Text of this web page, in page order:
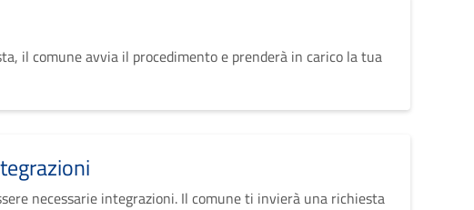
il comune avvia il procedimento e prenderà in carico la tua
necessarie integrazioni. Il comune ti invierà una richiesta